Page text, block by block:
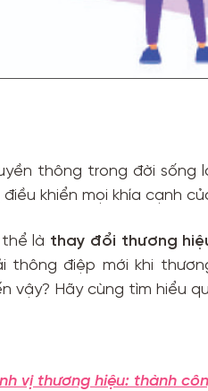
thông trong đời
khiển mọi khía cạnh
là thay đổi thương
thông điệp mới khi
vậy? Hãy cùng tìm hiểu
vị thương hiệu: thành